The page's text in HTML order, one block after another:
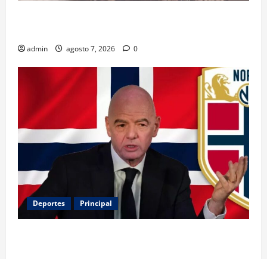
admin agosto 7, 2026 0
Deportes Principal